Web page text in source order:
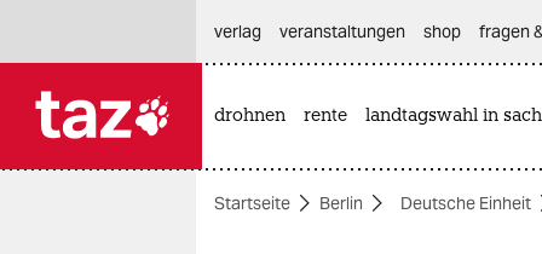
themen
verlag
veranstaltungen shop fragen
drohnen rente landtagswahl in
Startseite Berlin Deutsche Einheit